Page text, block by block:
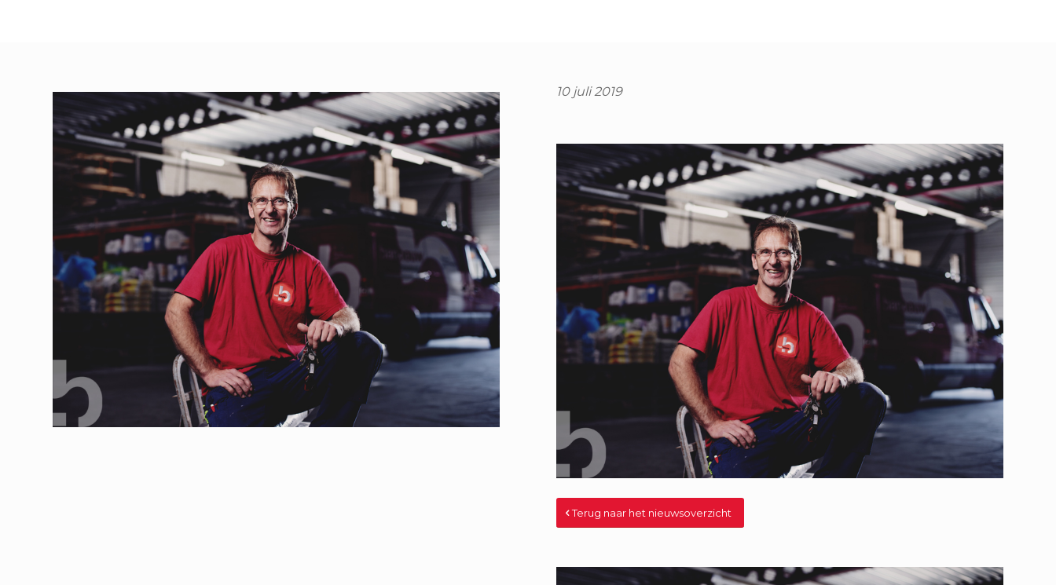
10 juli 2019
Terug naar het nieuwsoverzicht